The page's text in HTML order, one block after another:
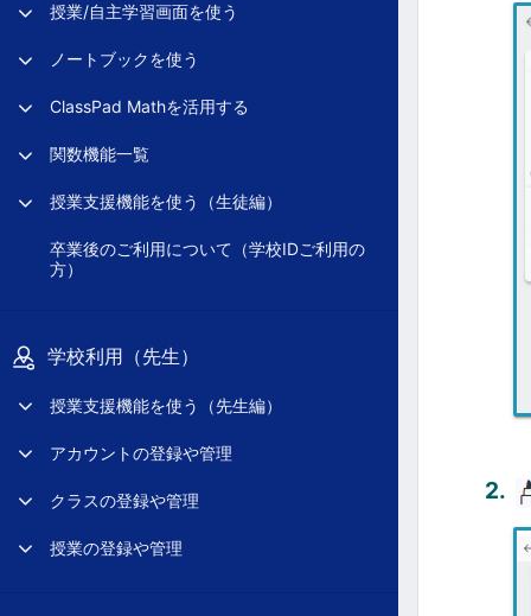
授業/自主学習画面を使う
ノートブックを使う
ClassPad Mathを活用する
関数機能一覧
授業支援機能を使う（生徒編）
卒業後のご利用について（学校IDご利用の
方）
学校利用（先生）
授業支援機能を使う（先生編）
アカウントの登録や管理
クラスの登録や管理
授業の登録や管理